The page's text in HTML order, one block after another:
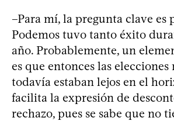
–Para mí, la pregunta clave es
Podemos tuvo tanto éxito
año. Probablemente, un
es que entonces las elecciones
todavía estaban lejos en el
facilita la expresión de
rechazo, pues se sabe que no